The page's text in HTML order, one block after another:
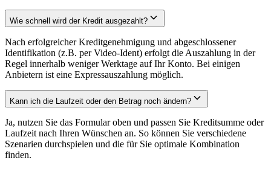
Wie schnell wird der Kredit ausgezahlt?
Nach erfolgreicher Kreditgenehmigung und abgeschlossener
Identifikation (z.B. per Video-Ident) erfolgt die Auszahlung in der
Regel innerhalb weniger Werktage auf Ihr Konto. Bei einigen
Anbietern ist eine Expressauszahlung möglich.
Kann ich die Laufzeit oder den Betrag noch ändern?
Ja, nutzen Sie das Formular oben und passen Sie Kreditsumme oder
Laufzeit nach Ihren Wünschen an. So können Sie verschiedene
Szenarien durchspielen und die für Sie optimale Kombination
finden.